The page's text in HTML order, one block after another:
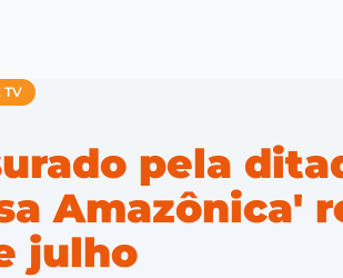
TV
pela
Amazônica'
julho